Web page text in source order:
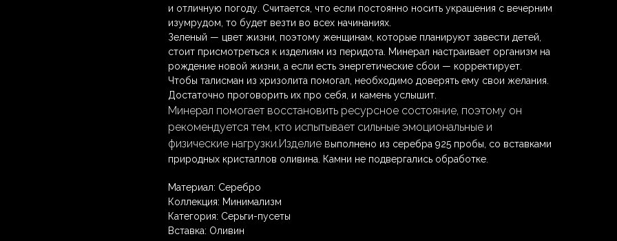
и отличную погоду. Считается, что если постоянно носить украшения с вечерним
изумрудом, то будет везти во всех начинаниях.
Зеленый — цвет жизни, поэтому женщинам, которые планируют завести детей,
стоит присмотреться к изделиям из перидота. Минерал настраивает организм на
рождение новой жизни, а если есть энергетические сбои — корректирует.
Чтобы талисман из хризолита помогал, необходимо доверять ему свои желания.
Достаточно проговорить их про себя, и камень услышит.
Минерал помогает восстановить ресурсное состояние, поэтому он
рекомендуется тем, кто испытывает сильные эмоциональные и
физические нагрузки.Изделие выполнено из серебра 925 пробы, со вставками
природных кристаллов оливина. Камни не подвергались обработке.
Материал: Серебро
Коллекция: Минимализм
Категория: Серьги-пусеты
Вставка: Оливин